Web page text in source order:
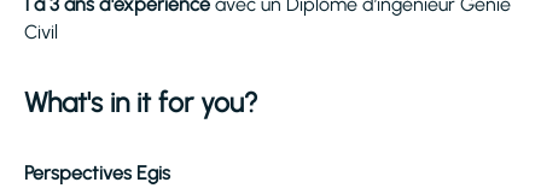
Civil
What's in it for you?
Perspectives Egis